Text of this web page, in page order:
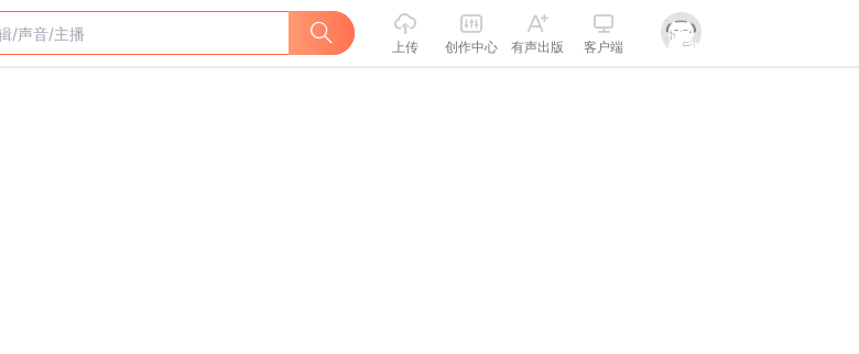
上传 创作中心 有声出版 客户端